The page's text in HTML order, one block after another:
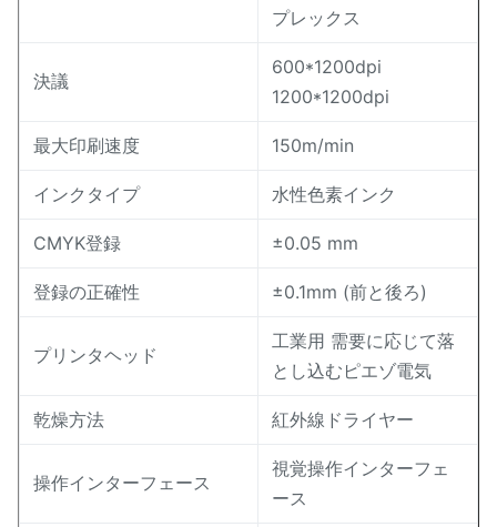
プレックス
決議
600*1200dpi
1200*1200dpi
最大印刷速度 150m/min
インクタイプ 水性色素インク
CMYK登録 ±0.05 mm
登録の正確性 ±0.1mm (前と後ろ)
プリンタヘッド
工業用 需要に応じて落
とし込むピエゾ電気
乾燥方法 紅外線ドライヤー
操作インターフェース
視覚操作インターフェ
ース